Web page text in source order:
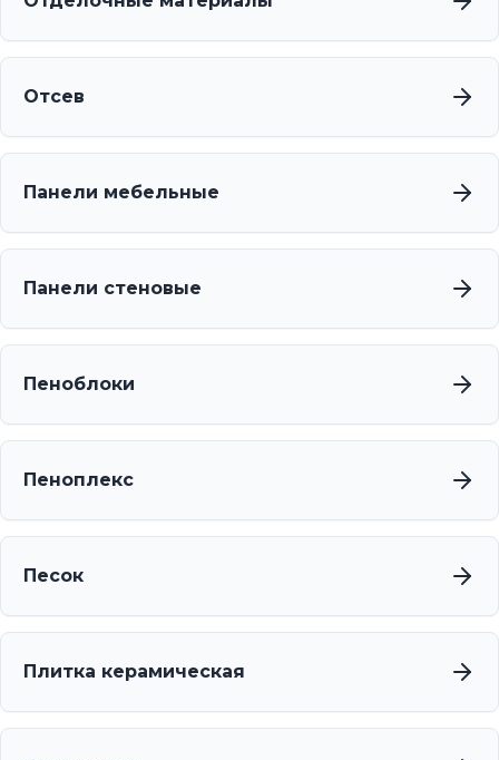
Отсев
Панели мебельные
Панели стеновые
Пеноблоки
Пеноплекс
Песок
Плитка керамическая